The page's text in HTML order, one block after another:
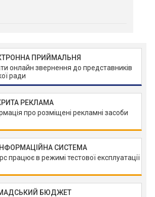
ПРИЙМАЛЬНЯ
онлайн звернення до представників
ради
РЕКЛАМА
про розміщені рекламні засоби
СИСТЕМА
працює в режимі тестової експлуатації
БЮДЖЕТ